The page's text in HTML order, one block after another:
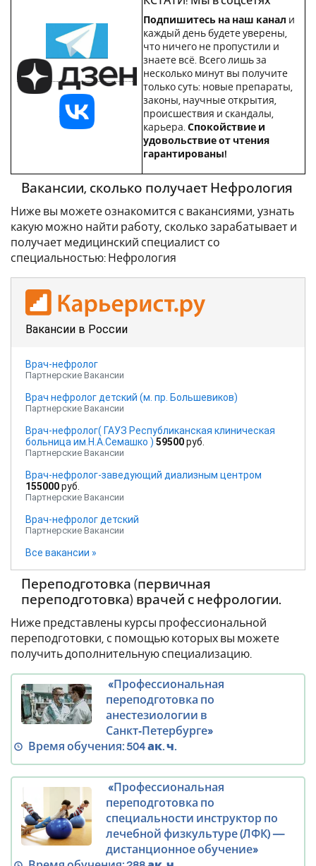
Подпишитесь на наш канал и
каждый день будете уверены,
что ничего не пропустили и
знаете всё. Всего лишь за
несколько минут вы получите
только суть: новые препараты,
законы, научные открытия,
происшествия и скандалы,
карьера. Спокойствие и
удовольствие от чтения
гарантированы!
Вакансии, сколько получает Нефрология
Ниже вы можете ознакомится с вакансиями, узнать
какую можно найти работу, сколько зарабатывает и
получает медицинский специалист со
специальностью: Нефрология
Вакансии в России
Врач-нефролог
Партнерские Вакансии
Врач нефролог детский (м. пр. Большевиков)
Партнерские Вакансии
Врач-нефролог( ГАУЗ Республиканская клиническая
больница им.Н.А.Семашко ) 59500руб.
Партнерские Вакансии
Врач-нефролог-заведующий диализным центром
155000руб.
Партнерские Вакансии
Врач-нефролог детский
Партнерские Вакансии
Все вакансии »
Переподготовка (первичная
переподготовка) врачей с нефрологии.
Ниже представлены курсы профессиональной
переподготовки, с помощью которых вы можете
получить дополнительную специализацию.
«Профессиональная
переподготовка по
анестезиологии в
Санкт‑Петербурге»
Время обучения:504 ак. ч.
«Профессиональная
переподготовка по
специальности инструктор по
лечебной физкультуре (ЛФК) —
дистанционное обучение»